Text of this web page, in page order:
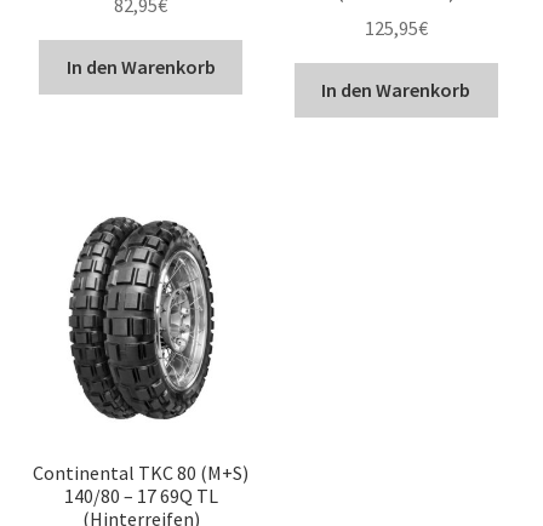
82,95€
In den Warenkorb
125,95€
In den Warenkorb
Continental TKC 80 (M+S)
140/80 – 17 69Q TL
(Hinterreifen)